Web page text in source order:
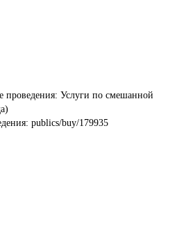
проведения: Услуги по смешанной
publics/buy/179935